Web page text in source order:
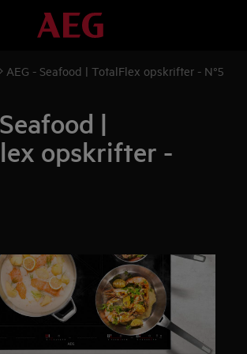
AEG - Seafood | TotalFlex opskrifter - N°5
|
opskrifter -